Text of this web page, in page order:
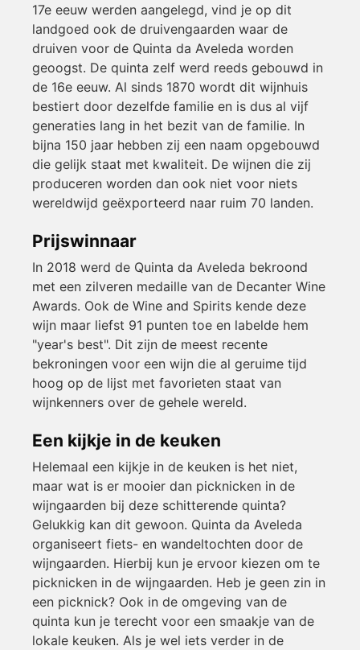
17e eeuw werden aangelegd, vind je op dit
landgoed ook de druivengaarden waar de
druiven voor de Quinta da Aveleda worden
geoogst. De quinta zelf werd reeds gebouwd in
de 16e eeuw. Al sinds 1870 wordt dit wijnhuis
bestiert door dezelfde familie en is dus al vijf
generaties lang in het bezit van de familie. In
bijna 150 jaar hebben zij een naam opgebouwd
die gelijk staat met kwaliteit. De wijnen die zij
produceren worden dan ook niet voor niets
wereldwijd geëxporteerd naar ruim 70 landen.
Prijswinnaar
In 2018 werd de Quinta da Aveleda bekroond
met een zilveren medaille van de Decanter Wine
Awards. Ook de Wine and Spirits kende deze
wijn maar liefst 91 punten toe en labelde hem
"year's best". Dit zijn de meest recente
bekroningen voor een wijn die al geruime tijd
hoog op de lijst met favorieten staat van
wijnkenners over de gehele wereld.
Een kijkje in de keuken
Helemaal een kijkje in de keuken is het niet,
maar wat is er mooier dan picknicken in de
wijngaarden bij deze schitterende quinta?
Gelukkig kan dit gewoon. Quinta da Aveleda
organiseert fiets- en wandeltochten door de
wijngaarden. Hierbij kun je ervoor kiezen om te
picknicken in de wijngaarden. Heb je geen zin in
een picknick? Ook in de omgeving van de
quinta kun je terecht voor een smaakje van de
lokale keuken. Als je wel iets verder in de